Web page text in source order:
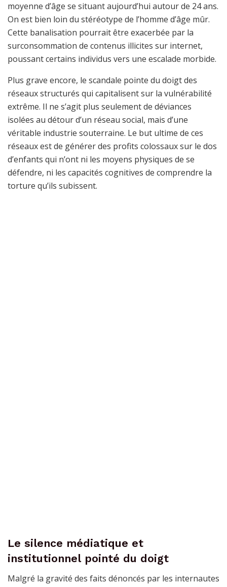
moyenne d’âge se situant aujourd’hui autour de 24 ans.
On est bien loin du stéréotype de l’homme d’âge mûr.
Cette banalisation pourrait être exacerbée par la
surconsommation de contenus illicites sur internet,
poussant certains individus vers une escalade morbide.
Plus grave encore, le scandale pointe du doigt des
réseaux structurés qui capitalisent sur la vulnérabilité
extrême. Il ne s’agit plus seulement de déviances
isolées au détour d’un réseau social, mais d’une
véritable industrie souterraine. Le but ultime de ces
réseaux est de générer des profits colossaux sur le dos
d’enfants qui n’ont ni les moyens physiques de se
défendre, ni les capacités cognitives de comprendre la
torture qu’ils subissent.
Le silence médiatique et
institutionnel pointé du doigt
Malgré la gravité des faits dénoncés par les internautes